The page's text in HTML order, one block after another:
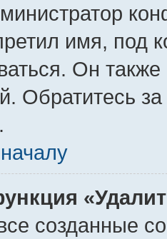
имя, под
Он
Обратитесь
созданные